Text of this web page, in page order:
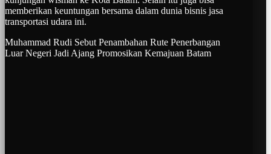
memberikan keuntungan bersama dalam dunia bisnis jasa
transportasi udara ini.
Muhammad Rudi Sebut Penambahan Rute Penerbangan
Luar Negeri Jadi Ajang Promosikan Kemajuan Batam